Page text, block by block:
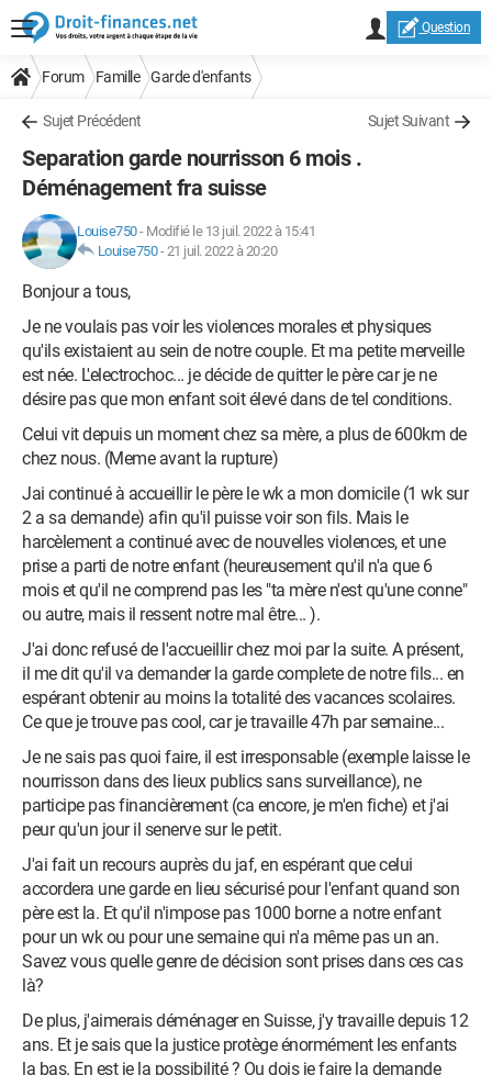
Question
Forum Famille Garde d'enfants
Sujet Précédent Sujet Suivant
Separation garde nourrisson 6 mois .
Déménagement fra suisse
Louise750- Modifié le 13 juil. 2022 à 15:41
Louise750-21 juil. 2022 à 20:20
Bonjour a tous,
Je ne voulais pas voir les violences morales et physiques
qu'ils existaient au sein de notre couple. Et ma petite merveille
est née. L'electrochoc... je décide de quitter le père car je ne
désire pas que mon enfant soit élevé dans de tel conditions.
Celui vit depuis un moment chez sa mère, a plus de 600km de
chez nous. (Meme avant la rupture)
Jai continué à accueillir le père le wk a mon domicile (1 wk sur
2 a sa demande) afin qu'il puisse voir son fils. Mais le
harcèlement a continué avec de nouvelles violences, et une
prise a parti de notre enfant (heureusement qu'il n'a que 6
mois et qu'il ne comprend pas les "ta mère n'est qu'une conne"
ou autre, mais il ressent notre mal être... ).
J'ai donc refusé de l'accueillir chez moi par la suite. A présent,
il me dit qu'il va demander la garde complete de notre fils... en
espérant obtenir au moins la totalité des vacances scolaires.
Ce que je trouve pas cool, car je travaille 47h par semaine...
Je ne sais pas quoi faire, il est irresponsable (exemple laisse le
nourrisson dans des lieux publics sans surveillance), ne
participe pas financièrement (ca encore, je m'en fiche) et j'ai
peur qu'un jour il senerve sur le petit.
J'ai fait un recours auprès du jaf, en espérant que celui
accordera une garde en lieu sécurisé pour l'enfant quand son
père est la. Et qu'il n'impose pas 1000 borne a notre enfant
pour un wk ou pour une semaine qui n'a même pas un an.
Savez vous quelle genre de décision sont prises dans ces cas
là?
De plus, j'aimerais déménager en Suisse, j'y travaille depuis 12
ans. Et je sais que la justice protège énormément les enfants
la bas. En est je la possibilité ? Ou dois je faire la demande